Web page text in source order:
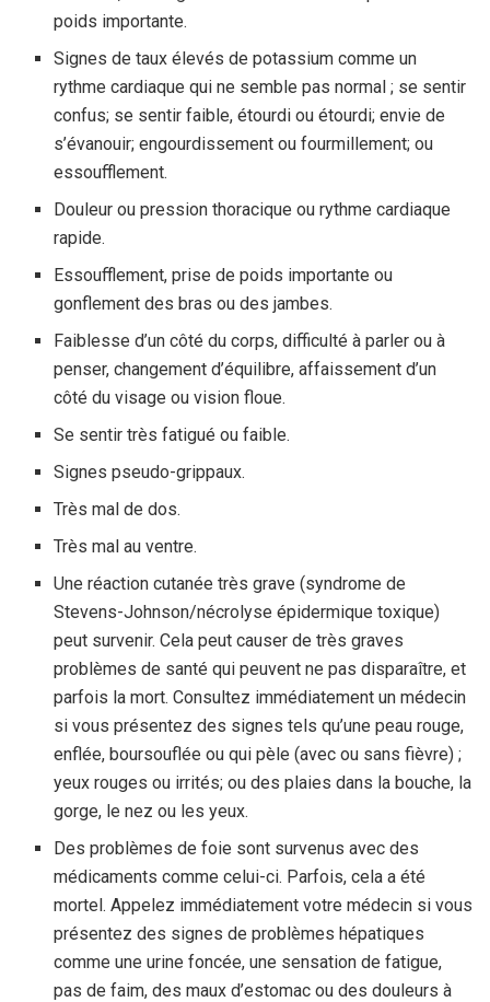
poids importante.
Signes de taux élevés de potassium comme un
rythme cardiaque qui ne semble pas normal ; se sentir
confus; se sentir faible, étourdi ou étourdi; envie de
s’évanouir; engourdissement ou fourmillement; ou
essoufflement.
Douleur ou pression thoracique ou rythme cardiaque
rapide.
Essoufflement, prise de poids importante ou
gonflement des bras ou des jambes.
Faiblesse d’un côté du corps, difficulté à parler ou à
penser, changement d’équilibre, affaissement d’un
côté du visage ou vision floue.
Se sentir très fatigué ou faible.
Signes pseudo-grippaux.
Très mal de dos.
Très mal au ventre.
Une réaction cutanée très grave (syndrome de
Stevens-Johnson/nécrolyse épidermique toxique)
peut survenir. Cela peut causer de très graves
problèmes de santé qui peuvent ne pas disparaître, et
parfois la mort. Consultez immédiatement un médecin
si vous présentez des signes tels qu’une peau rouge,
enflée, boursouflée ou qui pèle (avec ou sans fièvre) ;
yeux rouges ou irrités; ou des plaies dans la bouche, la
gorge, le nez ou les yeux.
Des problèmes de foie sont survenus avec des
médicaments comme celui-ci. Parfois, cela a été
mortel. Appelez immédiatement votre médecin si vous
présentez des signes de problèmes hépatiques
comme une urine foncée, une sensation de fatigue,
pas de faim, des maux d’estomac ou des douleurs à